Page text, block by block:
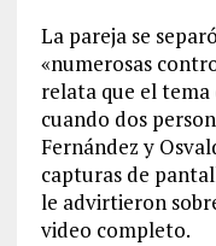
La pareja se
«numerosas
relata que el
cuando dos
Fernández y
capturas de
le advirtieron
video completo.